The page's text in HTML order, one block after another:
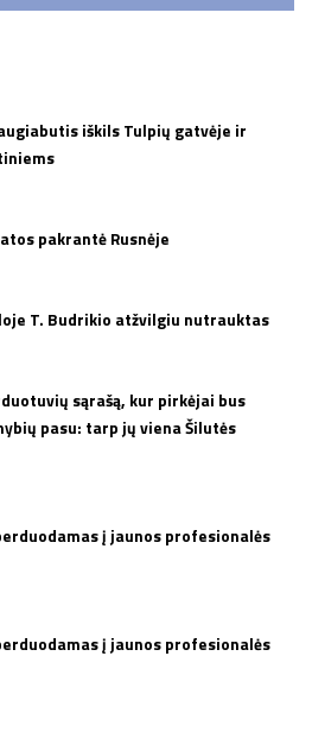
iškils Tulpių gatvėje ir
pakrantė Rusnėje
T. Budrikio atžvilgiu nutrauktas
sąrašą, kur pirkėjai bus
pasu: tarp jų viena Šilutės
į jaunos profesionalės
į jaunos profesionalės